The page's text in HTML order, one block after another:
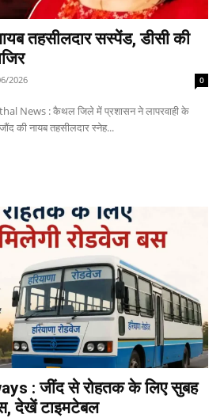
तहसीलदार सस्पेंड, डीसी की
2026 0
News : कैथल जिले में प्रशासन ने लापरवाही के
की नायब तहसीलदार स्नेह...
: जींद से रोहतक के लिए सुबह
देखें टाइमटेबल